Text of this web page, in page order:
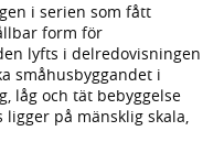
i serien som fått
form för
lyfts i delredovisningen
småhusbyggandet i
låg och tät bebyggelse
på mänsklig skala,